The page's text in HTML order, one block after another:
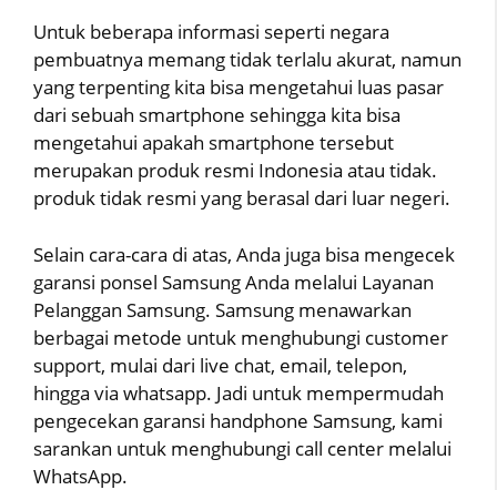
Untuk beberapa informasi seperti negara
pembuatnya memang tidak terlalu akurat, namun
yang terpenting kita bisa mengetahui luas pasar
dari sebuah smartphone sehingga kita bisa
mengetahui apakah smartphone tersebut
merupakan produk resmi Indonesia atau tidak.
produk tidak resmi yang berasal dari luar negeri.
Selain cara-cara di atas, Anda juga bisa mengecek
garansi ponsel Samsung Anda melalui Layanan
Pelanggan Samsung. Samsung menawarkan
berbagai metode untuk menghubungi customer
support, mulai dari live chat, email, telepon,
hingga via whatsapp. Jadi untuk mempermudah
pengecekan garansi handphone Samsung, kami
sarankan untuk menghubungi call center melalui
WhatsApp.